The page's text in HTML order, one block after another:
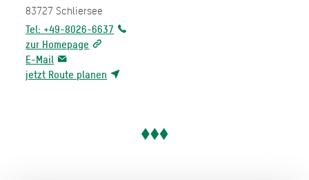
83727 Schliersee
Tel: +49-8026-6637
zur Homepage
E-Mail
jetzt Route planen